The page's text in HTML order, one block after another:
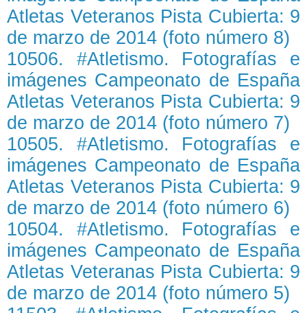
Atletas Veteranos Pista Cubierta: 9
de marzo de 2014 (foto número 8)
10506. #Atletismo. Fotografías e
imágenes Campeonato de España
Atletas Veteranos Pista Cubierta: 9
de marzo de 2014 (foto número 7)
10505. #Atletismo. Fotografías e
imágenes Campeonato de España
Atletas Veteranos Pista Cubierta: 9
de marzo de 2014 (foto número 6)
10504. #Atletismo. Fotografías e
imágenes Campeonato de España
Atletas Veteranas Pista Cubierta: 9
de marzo de 2014 (foto número 5)